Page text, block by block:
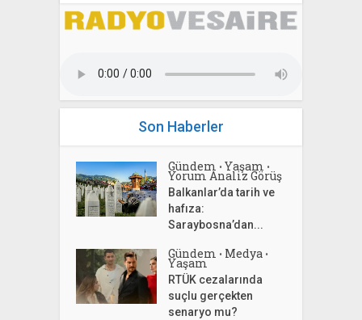
Son Haberler
Gündem • Yaşam •
Yorum Analiz Görüş
Balkanlar’da tarih ve
hafıza:
Saraybosna’dan...
Gündem • Medya •
Yaşam
RTÜK cezalarında
suçlu gerçekten
senaryo mu?